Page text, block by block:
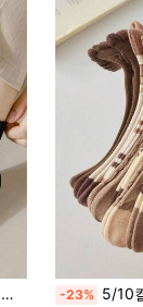
-23% 5/10켤레 걸 달콤하고 귀여운 카툰 곰 발목 양